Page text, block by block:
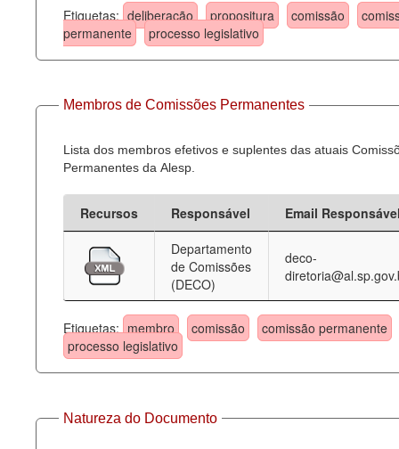
Etiquetas: deliberação propositura comissão
permanente
processo legislativo
Membros de Comissões Permanentes
Lista dos membros efetivos e suplentes das atuais
Permanentes da Alesp.
Recursos Responsável
Email
Departamento
de Comissões
(DECO)
deco-
Etiquetas: membro comissão
comissão permanente
processo legislativo
Natureza do Documento